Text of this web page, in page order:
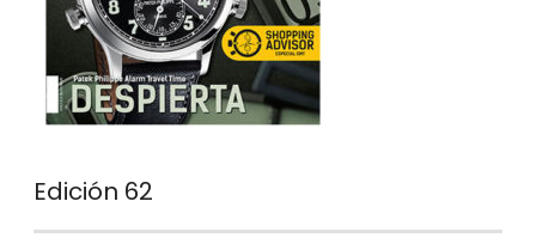
Edición 62